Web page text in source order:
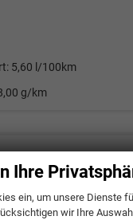
5,60 l/100km
g/km
Ihre
ein, um unsere Dienste
wir Ihre